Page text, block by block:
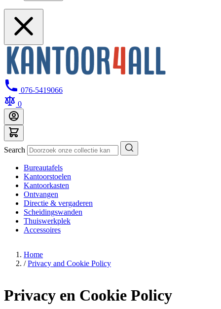
076-5419066
0
Search
Bureautafels
Kantoorstoelen
Kantoorkasten
Ontvangen
Directie & vergaderen
Scheidingswanden
Thuiswerkplek
Accessoires
Home
/ Privacy and Cookie Policy
Privacy en Cookie Policy